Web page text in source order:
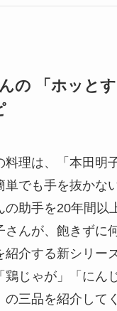
の 「 ホッと
料理は、「本田明
単でも手を抜かな
の助手を20年間以
さんが、飽きずに
紹介する新シリー
じゃが」「にん
の三品を紹介して